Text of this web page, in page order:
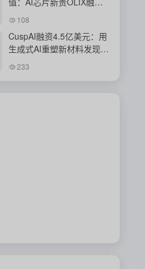
背后的豪赌
108
CuspAI融资4.5亿美元：用
生成式AI重塑新材料发现与
工业研发体系
233